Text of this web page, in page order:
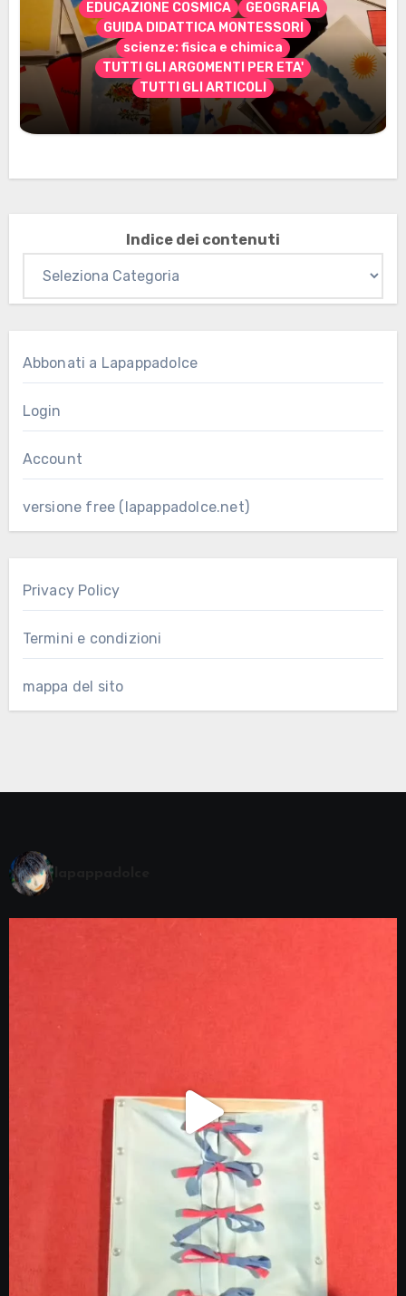
EDUCAZIONE COSMICA
GEOGRAFIA
GUIDA DIDATTICA MONTESSORI
scienze: fisica e chimica
TUTTI GLI ARGOMENTI PER ETA'
TUTTI GLI ARTICOLI
Marzo 2026: nuovi materiali stampabili
per gli abbonati
Indice dei contenuti
Abbonati a Lapappadolce
Login
Account
versione free (lapappadolce.net)
Privacy Policy
Termini e condizioni
mappa del sito